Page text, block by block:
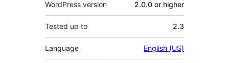
WordPress version 2.0.0 or higher
Tested up to 2.3
Language English (US)